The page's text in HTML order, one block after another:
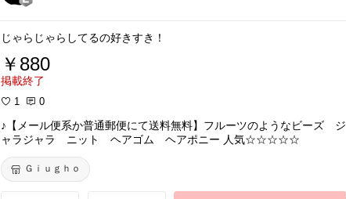
じゃらじゃらしてるの好きすき！
￥880
掲載終了
1 0
♪【メール便系か普通郵便にて送料無料】フルーツのようなビーズ ジ
ャラジャラ ニット ヘアゴム ヘアポニー 人気☆☆☆☆☆
Ｇｉｕｇｈｏ